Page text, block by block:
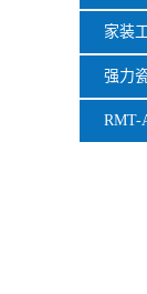
家装
强力
RMT-